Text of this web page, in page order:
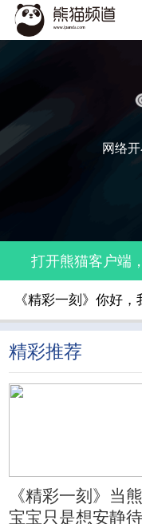
网络
打开熊猫客户端
《精彩一刻》你好
精彩推荐
《精彩一刻》当
宝宝只是想安静